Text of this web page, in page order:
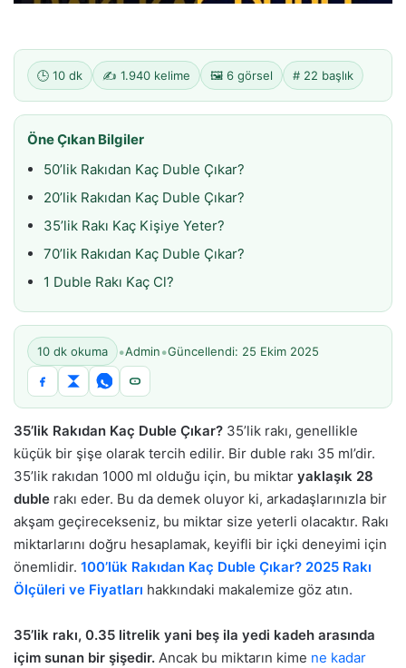
🕒 10 dk ✍️ 1.940 kelime 🖼️ 6 görsel # 22 başlık
Öne Çıkan Bilgiler
50’lik Rakıdan Kaç Duble Çıkar?
20’lik Rakıdan Kaç Duble Çıkar?
35’lik Rakı Kaç Kişiye Yeter?
70’lik Rakıdan Kaç Duble Çıkar?
1 Duble Rakı Kaç Cl?
10 dk okuma •Admin•Güncellendi: 25 Ekim 2025
35’lik Rakıdan Kaç Duble Çıkar? 35’lik rakı, genellikle
küçük bir şişe olarak tercih edilir. Bir duble rakı 35 ml’dir.
35’lik rakıdan 1000 ml olduğu için, bu miktar yaklaşık 28
duble rakı eder. Bu da demek oluyor ki, arkadaşlarınızla bir
akşam geçirecekseniz, bu miktar size yeterli olacaktır. Rakı
miktarlarını doğru hesaplamak, keyifli bir içki deneyimi için
önemlidir. 100’lük Rakıdan Kaç Duble Çıkar? 2025 Rakı
Ölçüleri ve Fiyatları hakkındaki makalemize göz atın.
35’lik rakı, 0.35 litrelik yani beş ila yedi kadeh arasında
içim sunan bir şişedir. Ancak bu miktarın kime ne kadar